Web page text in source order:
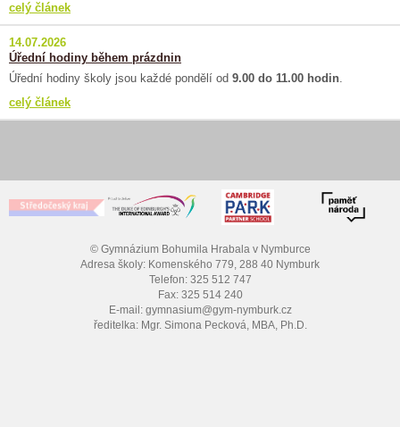
celý článek
14.07.2026
Úřední hodiny během prázdnin
Úřední hodiny školy jsou každé pondělí od 9.00 do 11.00 hodin.
celý článek
© Gymnázium Bohumila Hrabala v Nymburce
Adresa školy: Komenského 779, 288 40 Nymburk
Telefon: 325 512 747
Fax: 325 514 240
E-mail: gymnasium@gym-nymburk.cz
ředitelka: Mgr. Simona Pecková, MBA, Ph.D.